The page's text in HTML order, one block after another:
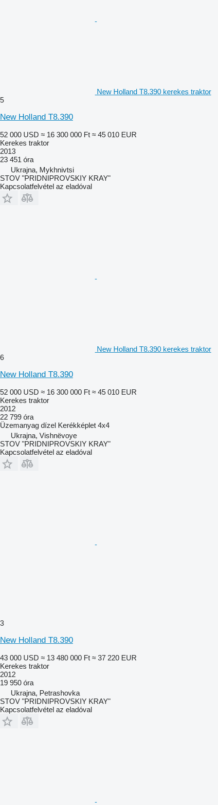
New Holland T8.390 kerekes traktor
5
New Holland T8.390
52 000 USD ≈ 16 300 000 Ft ≈ 45 010 EUR
Kerekes traktor
2013
23 451 óra
Ukrajna, Mykhnivtsi
STOV "PRIDNIPROVSKIY KRAY"
Kapcsolatfelvétel az eladóval
New Holland T8.390 kerekes traktor
6
New Holland T8.390
52 000 USD ≈ 16 300 000 Ft ≈ 45 010 EUR
Kerekes traktor
2012
22 799 óra
Üzemanyag dízel Kerékképlet 4x4
Ukrajna, Vishnëvoye
STOV "PRIDNIPROVSKIY KRAY"
Kapcsolatfelvétel az eladóval
3
New Holland T8.390
43 000 USD ≈ 13 480 000 Ft ≈ 37 220 EUR
Kerekes traktor
2012
19 950 óra
Ukrajna, Petrashovka
STOV "PRIDNIPROVSKIY KRAY"
Kapcsolatfelvétel az eladóval